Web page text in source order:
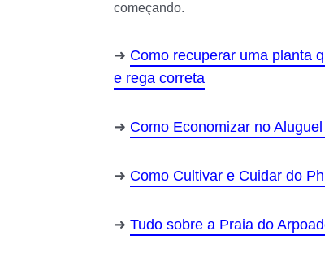
começando.
Como recuperar uma planta
e rega correta
Como Economizar no
Como Cultivar e Cuidar do
Tudo sobre a Praia do